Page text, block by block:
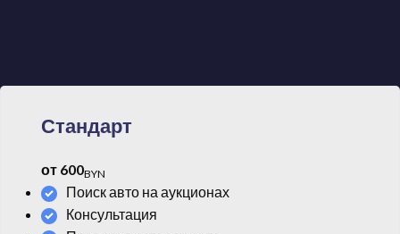
Стандарт
от 600BYN
Поиск авто на аукционах
Консультация